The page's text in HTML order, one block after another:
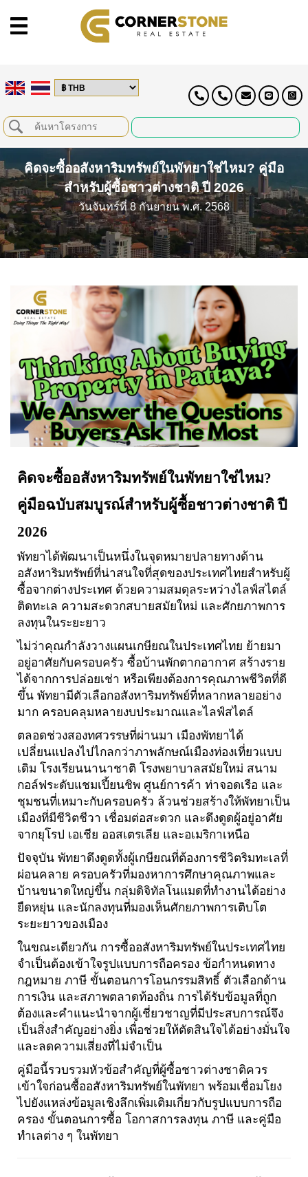
คิดจะซื้ออสังหาริมทรัพย์ในพัทยาใช่ไหม? คู่มือ
สำหรับผู้ซื้อชาวต่างชาติ ปี 2026
วันจันทร์ที่ 8 กันยายน พ.ศ. 2568
คิดจะซื้ออสังหาริมทรัพย์ในพัทยาใช่ไหม?
คู่มือฉบับสมบูรณ์สำหรับผู้ซื้อชาวต่างชาติ ปี
2026
พัทยาได้พัฒนาเป็นหนึ่งในจุดหมายปลายทางด้าน
อสังหาริมทรัพย์ที่น่าสนใจที่สุดของประเทศไทยสำหรับผู้
ซื้อจากต่างประเทศ ด้วยความสมดุลระหว่างไลฟ์สไตล์
ติดทะเล ความสะดวกสบายสมัยใหม่ และศักยภาพการ
ลงทุนในระยะยาว
ไม่ว่าคุณกำลังวางแผนเกษียณในประเทศไทย ย้ายมา
อยู่อาศัยกับครอบครัว ซื้อบ้านพักตากอากาศ สร้างราย
ได้จากการปล่อยเช่า หรือเพียงต้องการคุณภาพชีวิตที่ดี
ขึ้น พัทยามีตัวเลือกอสังหาริมทรัพย์ที่หลากหลายอย่าง
มาก ครอบคลุมหลายงบประมาณและไลฟ์สไตล์
ตลอดช่วงสองทศวรรษที่ผ่านมา เมืองพัทยาได้
เปลี่ยนแปลงไปไกลกว่าภาพลักษณ์เมืองท่องเที่ยวแบบ
เดิม โรงเรียนนานาชาติ โรงพยาบาลสมัยใหม่ สนาม
กอล์ฟระดับแชมเปี้ยนชิพ ศูนย์การค้า ท่าจอดเรือ และ
ชุมชนที่เหมาะกับครอบครัว ล้วนช่วยสร้างให้พัทยาเป็น
เมืองที่มีชีวิตชีวา เชื่อมต่อสะดวก และดึงดูดผู้อยู่อาศัย
จากยุโรป เอเชีย ออสเตรเลีย และอเมริกาเหนือ
ปัจจุบัน พัทยาดึงดูดทั้งผู้เกษียณที่ต้องการชีวิตริมทะเลที่
ผ่อนคลาย ครอบครัวที่มองหาการศึกษาคุณภาพและ
บ้านขนาดใหญ่ขึ้น กลุ่มดิจิทัลโนแมดที่ทำงานได้อย่าง
ยืดหยุ่น และนักลงทุนที่มองเห็นศักยภาพการเติบโต
ระยะยาวของเมือง
ในขณะเดียวกัน การซื้ออสังหาริมทรัพย์ในประเทศไทย
จำเป็นต้องเข้าใจรูปแบบการถือครอง ข้อกำหนดทาง
กฎหมาย ภาษี ขั้นตอนการโอนกรรมสิทธิ์ ตัวเลือกด้าน
การเงิน และสภาพตลาดท้องถิ่น การได้รับข้อมูลที่ถูก
ต้องและคำแนะนำจากผู้เชี่ยวชาญที่มีประสบการณ์จึง
เป็นสิ่งสำคัญอย่างยิ่ง เพื่อช่วยให้ตัดสินใจได้อย่างมั่นใจ
และลดความเสี่ยงที่ไม่จำเป็น
คู่มือนี้รวบรวมหัวข้อสำคัญที่ผู้ซื้อชาวต่างชาติควร
เข้าใจก่อนซื้ออสังหาริมทรัพย์ในพัทยา พร้อมเชื่อมโยง
ไปยังแหล่งข้อมูลเชิงลึกเพิ่มเติมเกี่ยวกับรูปแบบการถือ
ครอง ขั้นตอนการซื้อ โอกาสการลงทุน ภาษี และคู่มือ
ทำเลต่าง ๆ ในพัทยา